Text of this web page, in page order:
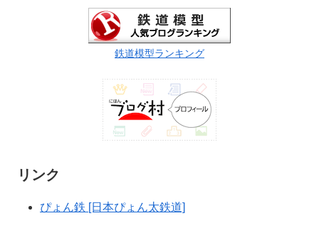
鉄道模型ランキング
リンク
ぴょん鉄 [日本ぴょん太鉄道]